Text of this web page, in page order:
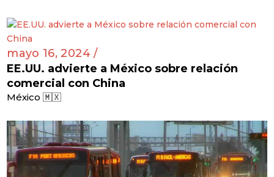
mayo 16, 2024 /
EE.UU. advierte a México sobre relación
comercial con China
México 🇲🇽